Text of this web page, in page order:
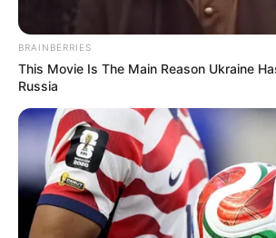
BRAINBERRIES
This Movie Is The Main Reason Ukraine
Russia